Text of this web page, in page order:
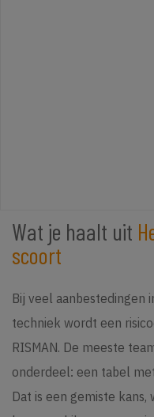
Wat je haalt uit
scoort
Bij veel aanbestedingen
techniek wordt een
RISMAN. De meeste
onderdeel: een tabel
Dat is een gemiste